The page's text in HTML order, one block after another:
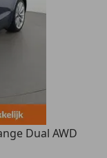
Dual AWD